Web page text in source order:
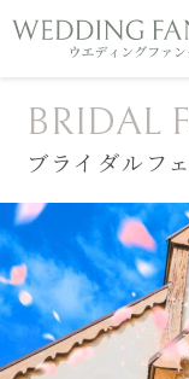
BRIDAL
ブライダルフ